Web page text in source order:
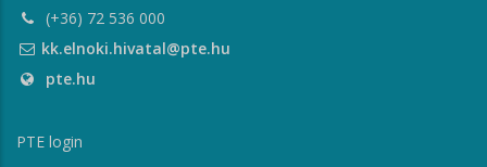
(+36) 72 536 000
kk.elnoki.hivatal@pte.hu
pte.hu
PTE login